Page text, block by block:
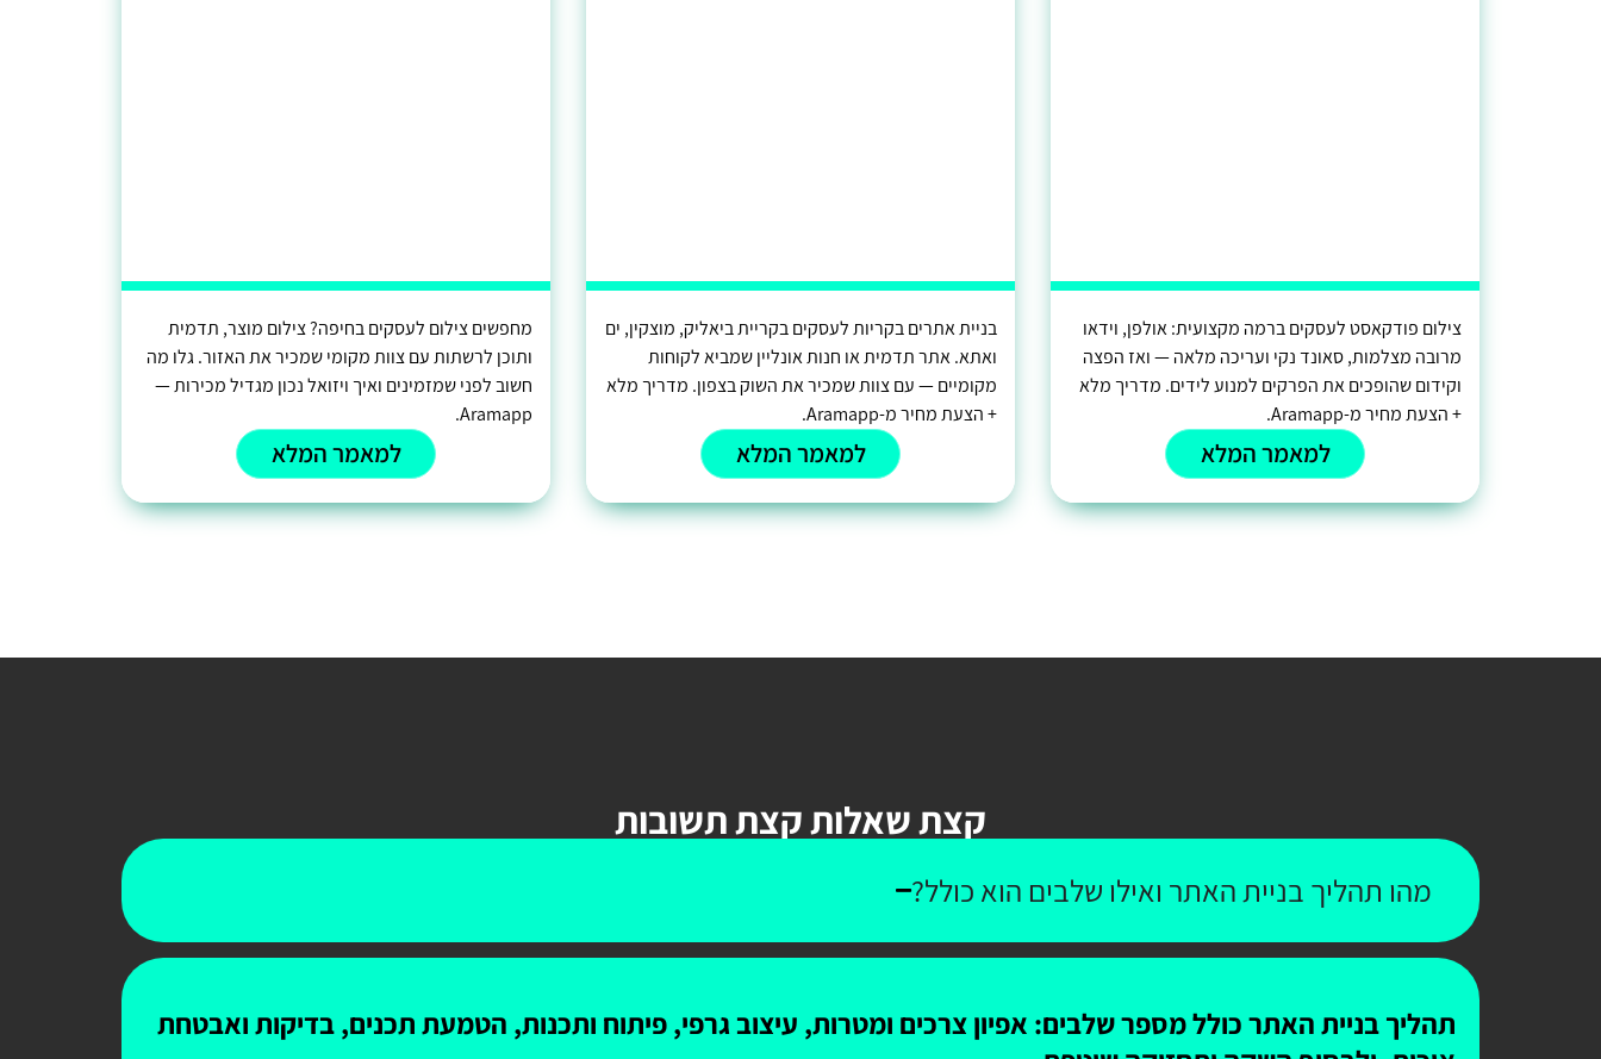
צילום פודקאסט לעסקים ברמה מקצועית: אולפן, וידאו
מרובה מצלמות, סאונד נקי ועריכה מלאה — ואז הפצה
וקידום שהופכים את הפרקים למנוע לידים. מדריך מלא
+ הצעת מחיר מ-Aramapp.
למאמר המלא
בניית אתרים בקריות לעסקים בקריית ביאליק, מוצקין, ים
ואתא. אתר תדמית או חנות אונליין שמביא לקוחות
מקומיים — עם צוות שמכיר את השוק בצפון. מדריך מלא
+ הצעת מחיר מ-Aramapp.
למאמר המלא
מחפשים צילום לעסקים בחיפה? צילום מוצר, תדמית
ותוכן לרשתות עם צוות מקומי שמכיר את האזור. גלו מה
חשוב לפני שמזמינים ואיך ויזואל נכון מגדיל מכירות —
Aramapp.
למאמר המלא
קצת שאלות קצת תשובות
מהו תהליך בניית האתר ואילו שלבים הוא כולל?
תהליך בניית האתר כולל מספר שלבים: אפיון צרכים ומטרות, עיצוב גרפי, פיתוח ותכנות, הטמעת תכנים, בדיקות ואבטחת